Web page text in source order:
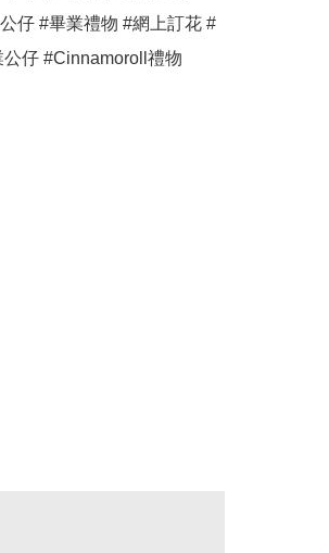
仔 #畢業禮物 #網上訂花 #
仔 #Cinnamoroll禮物